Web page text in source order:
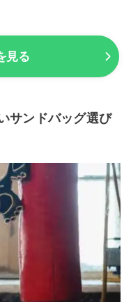
見る
サンドバッグ選び